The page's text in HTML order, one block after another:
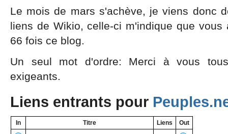
Le mois de mars s'achève, je viens donc
liens de Wikio, celle-ci m'indique que
66 fois ce blog.
Un seul mot d'ordre: Merci à vous
exigeants.
Liens entrants pour
In Titre Liens Out